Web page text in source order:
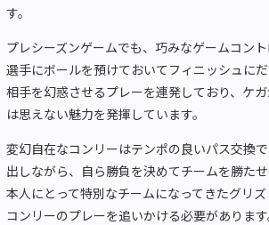
す。
プレシーズンゲームでも、巧みなゲームコン
選手にボールを預けておいてフィニッシュにだ
相手を幻惑させるプレーを連発しており、ケ
は思えない魅力を発揮しています。
変幻自在なコンリーはテンポの良いパス交換
出しながら、自ら勝負を決めてチームを勝た
本人にとって特別なチームになってきたグリズ
コンリーのプレーを追いかける必要がありま